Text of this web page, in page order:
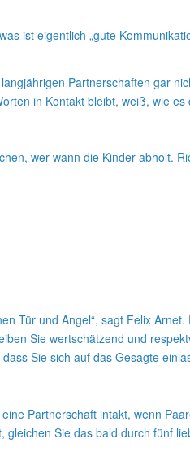
ist eigentlich „gute
Partnerschaften gar
in Kontakt bleibt, weiß, wie es
wer wann die Kinder abholt.
Tür und Angel“, sagt Felix
Sie wertschätzend und
Sie sich auf das Gesagte
Partnerschaft intakt, wenn
Sie das bald durch fünf